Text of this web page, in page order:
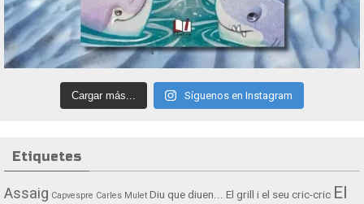
Cargar más... Síguenos en Instagram
Etiquetes
Assaig Capvespre Carles Mulet Diu que diuen... El grill i el seu cric-cric El